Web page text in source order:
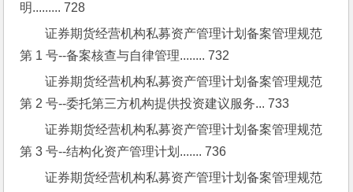
明......... 728
证券期货经营机构私募资产管理计划备案管理规范
第 1 号--备案核查与自律管理........ 732
证券期货经营机构私募资产管理计划备案管理规范
第 2 号--委托第三方机构提供投资建议服务... 733
证券期货经营机构私募资产管理计划备案管理规范
第 3 号--结构化资产管理计划....... 736
证券期货经营机构私募资产管理计划备案管理规范